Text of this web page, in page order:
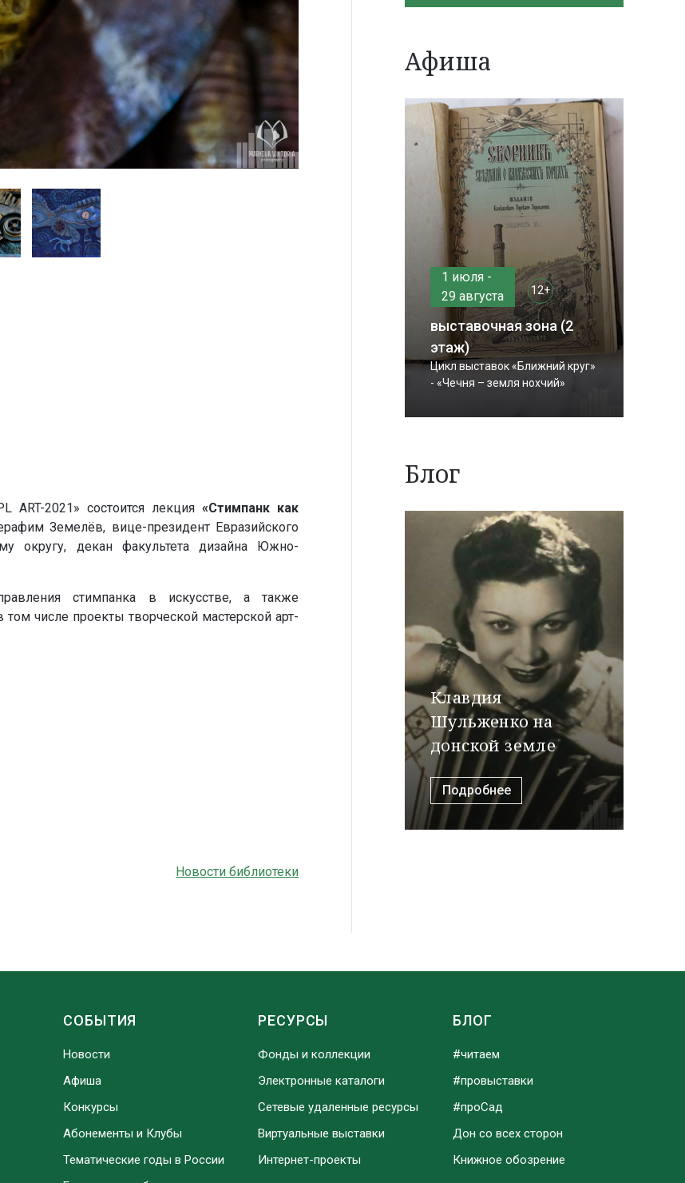
ART-2021» состоится лекция«Стимпанк как
Земелёв, вице-президент Евразийского
округу, декан факультета дизайна Южно-
стимпанка в искусстве, а также
числе проекты творческой мастерской арт-
Новости библиотеки
Афиша
1 июля -
29 августа
12+
выставочная зона (2
этаж)
Цикл выставок «Ближний круг»
- «Чечня – земля нохчий»
Блог
Клавдия
Шульженко на
донской земле
Подробнее
СОБЫТИЯ
Новости
Афиша
Конкурсы
Абонементы и Клубы
Тематические годы в России
РЕСУРСЫ
Фонды и коллекции
Электронные каталоги
Сетевые удаленные ресурсы
Виртуальные выставки
Интернет-проекты
БЛОГ
#читаем
#провыставки
#проСад
Дон со всех сторон
Книжное обозрение